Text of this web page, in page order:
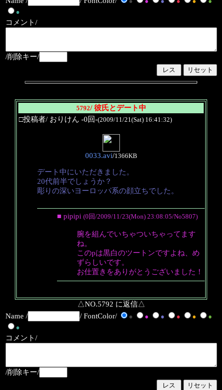
●
コメント/
/削除キー/
5792/ 彼氏とデート中
□投稿者/ おりけん -0回-(2009/11/21(Sat) 16:41:32)
0033.avi/1366KB
デート中にいただきました。
20代前半でしょうか？
彫りの深いヨーロッパ系の顔立ちでした。
■ pipipi (0回/2009/11/23(Mon) 23:08:05/No5807)
腕を組んでいちゃついちゃってます
ね。
このpは黒白のツートンですよね、め
ずらしいです。
お仕置きをありがとうございました！
△NO.5792 に返信△
Name /
/ FontColor/ ● ● ● ● ●
●
●
コメント/
/削除キー/